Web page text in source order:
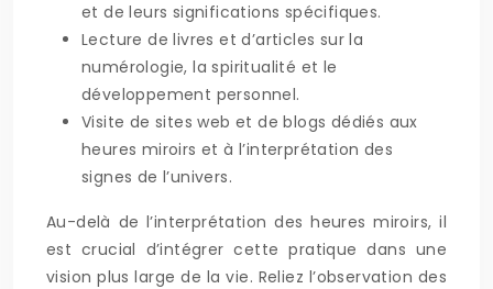
et de leurs significations spécifiques.
Lecture de livres et d’articles sur la
numérologie, la spiritualité et le
développement personnel.
Visite de sites web et de blogs dédiés aux
heures miroirs et à l’interprétation des
signes de l’univers.
Au-delà de l’interprétation des heures miroirs, il
est crucial d’intégrer cette pratique dans une
vision plus large de la vie. Reliez l’observation des